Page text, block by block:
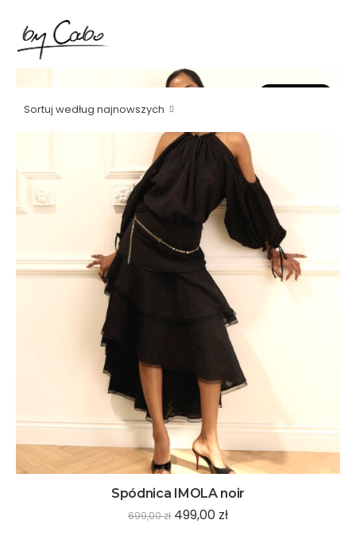
Sortuj według najnowszych
Spódnica IMOLA noir
699,00zł 499,00 zł